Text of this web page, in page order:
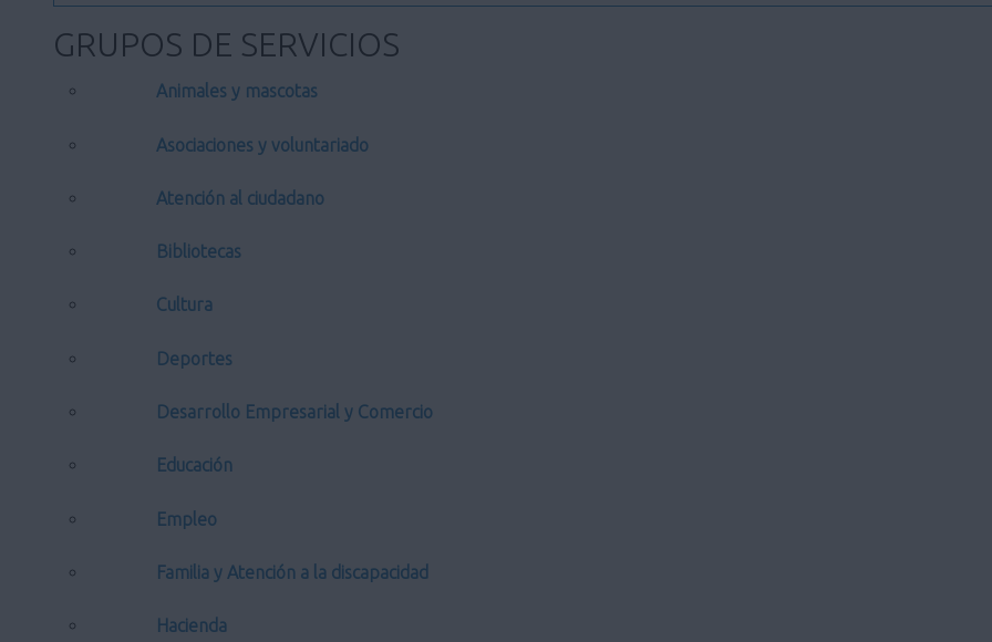
GRUPOS DE SERVICIOS
Animales y mascotas
Asociaciones y voluntariado
Atención al ciudadano
Bibliotecas
Cultura
Deportes
Desarrollo Empresarial y Comercio
Educación
Empleo
Familia y Atención a la discapacidad
Hacienda